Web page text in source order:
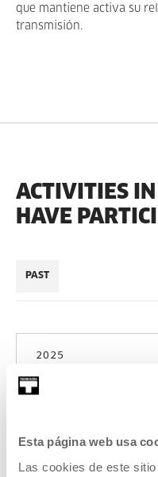
Esta página web usa
Las cookies de este
que mantiene activa su
transmisión.
ACTIVITIES
HAVE
PAST
2025
TALLER DE